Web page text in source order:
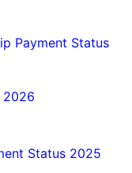
Payment Status
2026
Status 2025